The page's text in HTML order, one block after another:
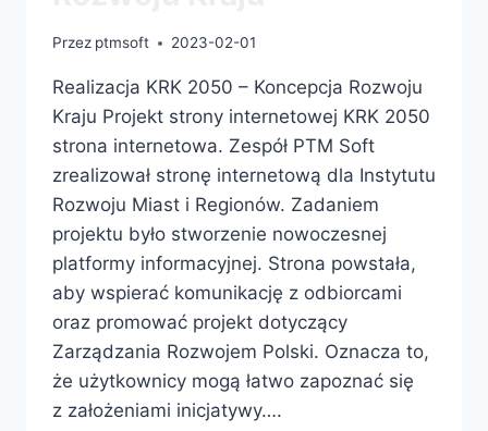
Przez ptmsoft 2023-02-01
Realizacja KRK 2050 – Koncepcja Rozwoju
Kraju Projekt strony internetowej KRK 2050
strona internetowa. Zespół PTM Soft
zrealizował stronę internetową dla Instytutu
Rozwoju Miast i Regionów. Zadaniem
projektu było stworzenie nowoczesnej
platformy informacyjnej. Strona powstała,
aby wspierać komunikację z odbiorcami
oraz promować projekt dotyczący
Zarządzania Rozwojem Polski. Oznacza to,
że użytkownicy mogą łatwo zapoznać się
z założeniami inicjatywy….